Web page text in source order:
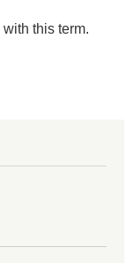
this term.